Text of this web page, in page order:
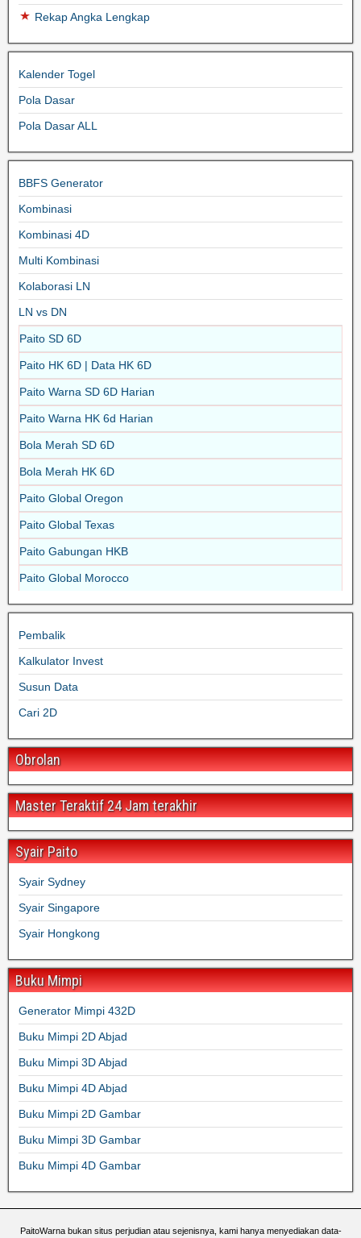
Rekap Angka Lengkap
Kalender Togel
Pola Dasar
Pola Dasar ALL
BBFS Generator
Kombinasi
Kombinasi 4D
Multi Kombinasi
Kolaborasi LN
LN vs DN
Paito SD 6D
Paito HK 6D | Data HK 6D
Paito Warna SD 6D Harian
Paito Warna HK 6d Harian
Bola Merah SD 6D
Bola Merah HK 6D
Paito Global Oregon
Paito Global Texas
Paito Gabungan HKB
Paito Global Morocco
Pembalik
Kalkulator Invest
Susun Data
Cari 2D
Obrolan
Master Teraktif 24 Jam terakhir
Syair Paito
Syair Sydney
Syair Singapore
Syair Hongkong
Buku Mimpi
Generator Mimpi 432D
Buku Mimpi 2D Abjad
Buku Mimpi 3D Abjad
Buku Mimpi 4D Abjad
Buku Mimpi 2D Gambar
Buku Mimpi 3D Gambar
Buku Mimpi 4D Gambar
PaitoWarna bukan situs perjudian atau sejenisnya, kami hanya menyediakan data-